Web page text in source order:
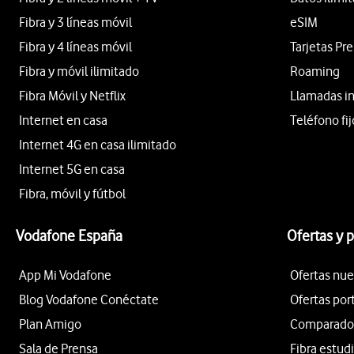
Fibra y 3 líneas móvil
Fibra y 4 líneas móvil
Fibra y móvil ilimitado
Fibra Móvil y Netflix
Internet en casa
Internet 4G en casa ilimitado
Internet 5G en casa
Fibra, móvil y fútbol
eSIM
Tarjetas
Roaming
Llamadas
Teléfono
Vodafone España
App Mi Vodafone
Blog Vodafone Conéctate
Plan Amigo
Sala de Prensa
Ofertas y
Ofertas
Ofertas
Fibra